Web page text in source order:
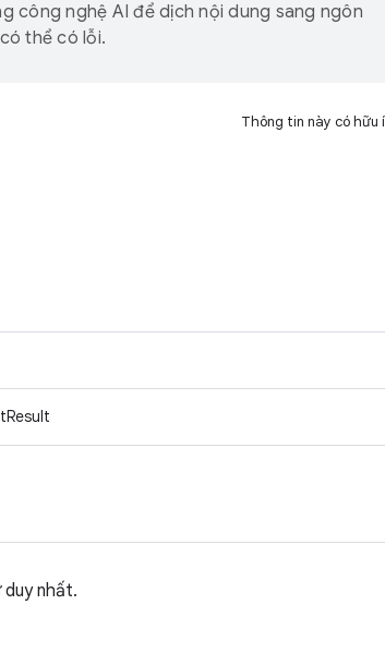
công nghệ AI để dịch nội dung sang ngôn
thể có lỗi.
Thông tin này có hữu
nhất.